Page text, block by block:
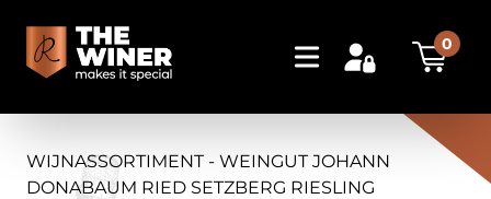
0
WIJNASSORTIMENT - WEINGUT JOHANN
DONABAUM RIED SETZBERG RIESLING